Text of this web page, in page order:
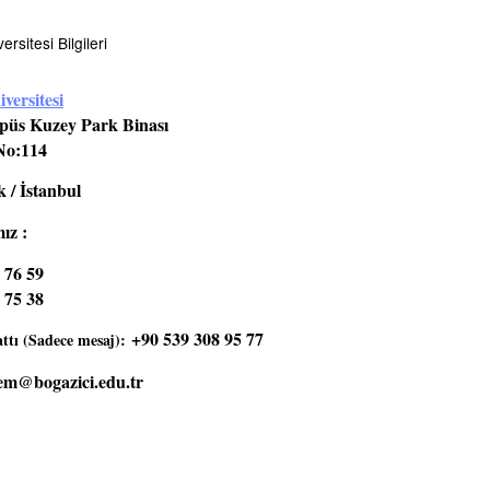
Bilgileri
Kuzey Park Binası
/ İstanbul
:
59
38
(Sadece mesaj): +90 539 308 95 77